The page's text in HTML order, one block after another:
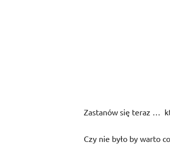
Zastanów się teraz …
Czy nie było by warto